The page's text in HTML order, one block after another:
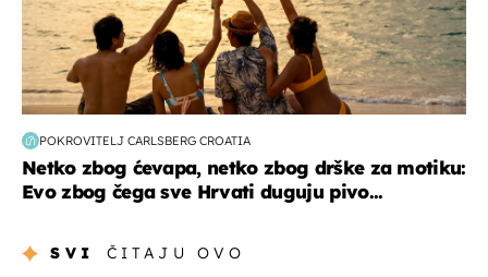
POKROVITELJ CARLSBERG CROATIA
Netko zbog ćevapa, netko zbog drške za motiku:
Evo zbog čega sve Hrvati duguju pivo...
SVI ČITAJU OVO